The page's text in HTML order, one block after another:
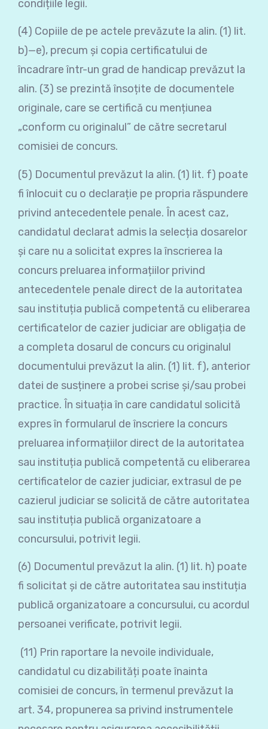
condițiile legii.
(4) Copiile de pe actele prevăzute la alin. (1) lit.
b)—e), precum și copia certificatului de
încadrare într-un grad de handicap prevăzut la
alin. (3) se prezintă însoțite de documentele
originale, care se certifică cu mențiunea
„conform cu originalul” de către secretarul
comisiei de concurs.
(5) Documentul prevăzut la alin. (1) lit. f) poate
fi înlocuit cu o declarație pe propria răspundere
privind antecedentele penale. În acest caz,
candidatul declarat admis la selecția dosarelor
și care nu a solicitat expres la înscrierea la
concurs preluarea informațiilor privind
antecedentele penale direct de la autoritatea
sau instituția publică competentă cu eliberarea
certificatelor de cazier judiciar are obligația de
a completa dosarul de concurs cu originalul
documentului prevăzut la alin. (1) lit. f), anterior
datei de susținere a probei scrise și/sau probei
practice. În situația în care candidatul solicită
expres în formularul de înscriere la concurs
preluarea informațiilor direct de la autoritatea
sau instituția publică competentă cu eliberarea
certificatelor de cazier judiciar, extrasul de pe
cazierul judiciar se solicită de către autoritatea
sau instituția publică organizatoare a
concursului, potrivit legii.
(6) Documentul prevăzut la alin. (1) lit. h) poate
fi solicitat și de către autoritatea sau instituția
publică organizatoare a concursului, cu acordul
persoanei verificate, potrivit legii.
(11) Prin raportare la nevoile individuale,
candidatul cu dizabilități poate înainta
comisiei de concurs, în termenul prevăzut la
art. 34, propunerea sa privind instrumentele